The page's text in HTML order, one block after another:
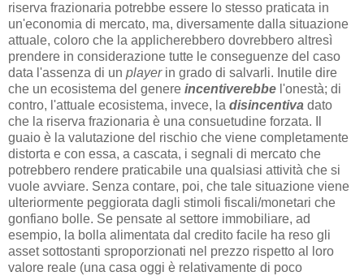
riserva frazionaria potrebbe essere lo stesso praticata in
un'economia di mercato, ma, diversamente dalla situazione
attuale, coloro che la applicherebbero dovrebbero altresì
prendere in considerazione tutte le conseguenze del caso
data l'assenza di un playerin grado di salvarli. Inutile dire
che un ecosistema del genere incentiverebbe l'onestà; di
contro, l'attuale ecosistema, invece, la disincentiva dato
che la riserva frazionaria è una consuetudine forzata. Il
guaio è la valutazione del rischio che viene completamente
distorta e con essa, a cascata, i segnali di mercato che
potrebbero rendere praticabile una qualsiasi attività che si
vuole avviare. Senza contare, poi, che tale situazione viene
ulteriormente peggiorata dagli stimoli fiscali/monetari che
gonfiano bolle. Se pensate al settore immobiliare, ad
esempio, la bolla alimentata dal credito facile ha reso gli
asset sottostanti sproporzionati nel prezzo rispetto al loro
valore reale (una casa oggi è relativamente di poco